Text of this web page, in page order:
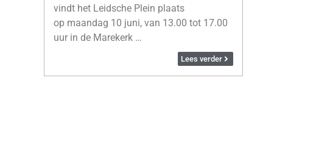
vindt het Leidsche Plein plaats
op maandag 10 juni, van 13.00 tot 17.00
uur in de Marekerk …
Lees verder